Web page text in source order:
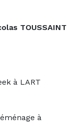
TOUSSAINT
à LART
à